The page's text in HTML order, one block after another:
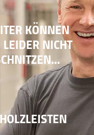
KÖNNEN
NICHT